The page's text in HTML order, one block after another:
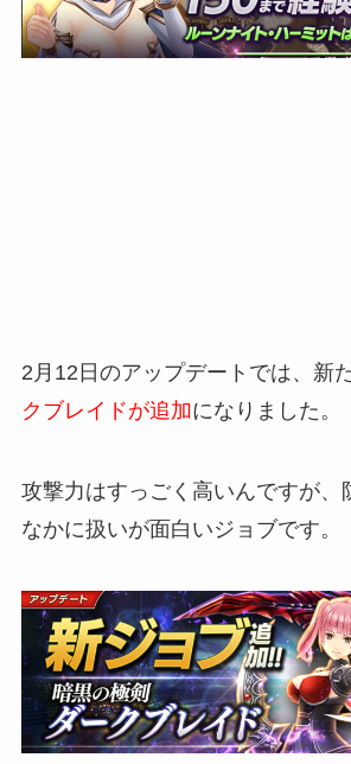
2月12日のアップデートでは、新
クブレイドが追加になりました。
攻撃力はすっごく高いんですが、
なかに扱いが面白いジョブです。